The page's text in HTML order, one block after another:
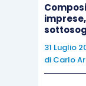
riguardanti
sito web
inizio 2022
termine
investimenti
31 Luglio
di Carlo